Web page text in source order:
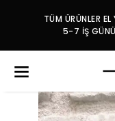
TÜM ÜRÜNLER
5-7 İŞ